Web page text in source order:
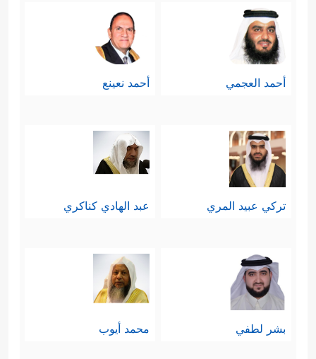
أحمد العجمي أحمد نعينع
تركي عبيد المري عبد الهادي كناكري
بشر لطفي محمد أيوب